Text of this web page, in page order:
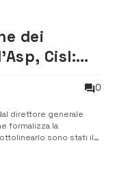
dei
Cisl:
0
direttore generale
formalizza la
sono stati il
Dipartimento Sanità